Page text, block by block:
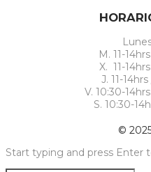
M. 11-
X. 11-
J. 11-
V. 10:30-
S. 10:30-
©
Start typing and press Enter